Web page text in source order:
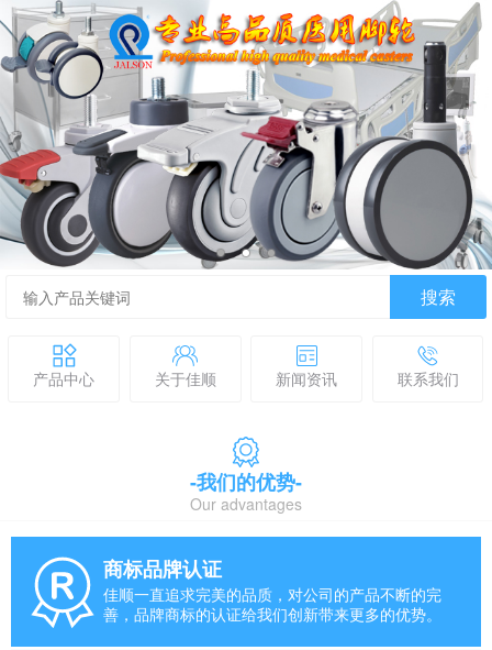
搜索
产品中心 关于佳顺 新闻资讯 联系我们
-我们的优势-
Our advantages
商标品牌认证
佳顺一直追求完美的品质，对公司的产品不断的完
善，品牌商标的认证给我们创新带来更多的优势。